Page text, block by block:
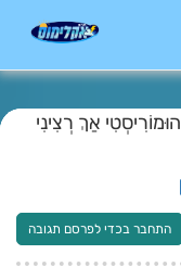
אַךְ רְצִינִי
התחבר בכדי לפרסם תגובה